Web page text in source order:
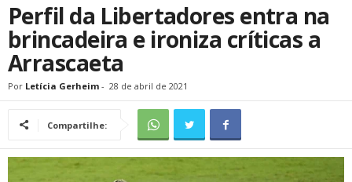
Perfil da Libertadores entra na
brincadeira e ironiza críticas a
Arrascaeta
Por Letícia Gerheim - 28 de abril de 2021
Compartilhe: